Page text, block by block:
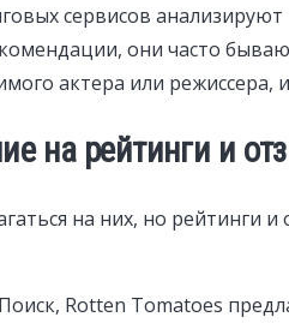
сервисов
они часто
актера или режиссера,
на рейтинги и
на них, но
Rotten Tomatoes